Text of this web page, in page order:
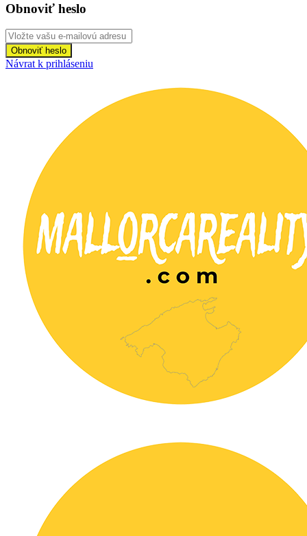
Obnoviť heslo
Obnoviť heslo
Návrat k prihláseniu